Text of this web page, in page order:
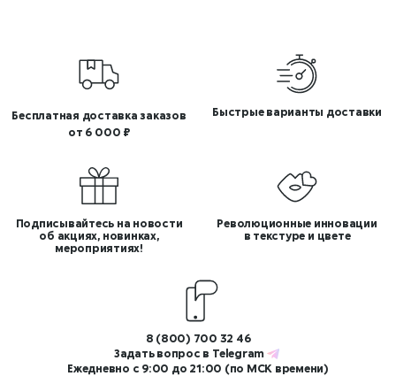
Бесплатная доставка заказов
от 6 000 ₽
Быстрые варианты доставки
Подписывайтесь на новости
об акциях, новинках,
мероприятиях!
Революционные инновации
в текстуре и цвете
8 (800) 700 32 46
Задать вопрос в Telegram
Ежедневно с 9:00 до 21:00 (по МСК времени)